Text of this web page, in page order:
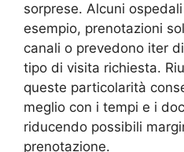
sorprese. Alcuni
esempio, prenotazioni
canali o prevedono iter
tipo di visita richiesta.
queste particolarità
meglio con i tempi e i
riducendo possibili
prenotazione.